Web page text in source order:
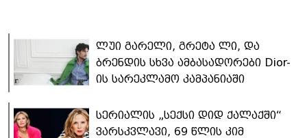
ლუი გარელი, გრეტა ლი, და
ბრენდის სხვა ამბასადორები Dior-
ის სარეკლამო კამპანიაში
სერიალის „სექსი დიდ ქალაქში“
ვარსკვლავი, 69 წლის კიმ